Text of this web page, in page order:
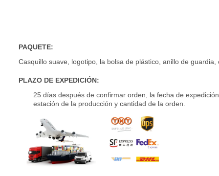
PAQUETE:
Casquillo suave, logotipo, la bolsa de plástico, anillo de guardia,
PLAZO DE EXPEDICIÓN:
25 días después de confirmar orden, la fecha de
estación de la producción y cantidad de la orden.